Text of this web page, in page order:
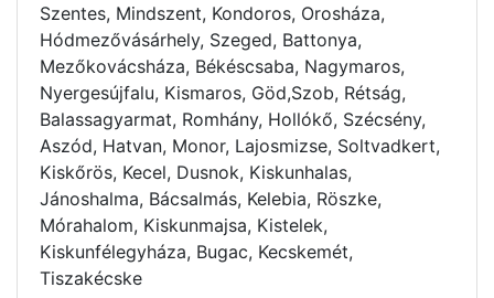
Szentes, Mindszent, Kondoros, Orosháza,
Hódmezővásárhely, Szeged, Battonya,
Mezőkovácsháza, Békéscsaba, Nagymaros,
Nyergesújfalu, Kismaros, Göd,Szob, Rétság,
Balassagyarmat, Romhány, Hollókő, Szécsény,
Aszód, Hatvan, Monor, Lajosmizse, Soltvadkert,
Kiskőrös, Kecel, Dusnok, Kiskunhalas,
Jánoshalma, Bácsalmás, Kelebia, Röszke,
Mórahalom, Kiskunmajsa, Kistelek,
Kiskunfélegyháza, Bugac, Kecskemét,
Tiszakécske